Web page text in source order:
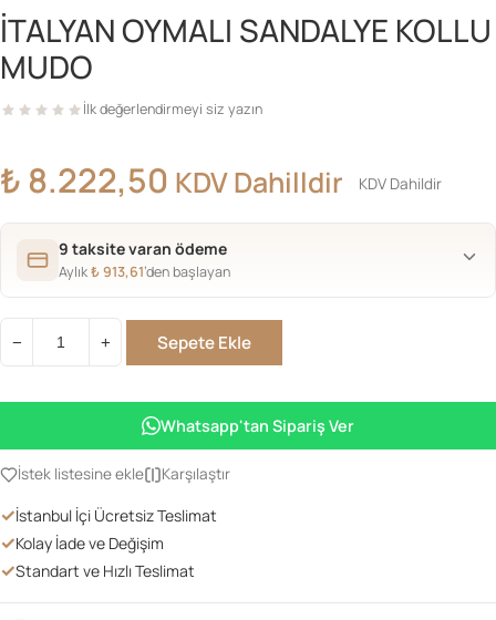
İTALYAN OYMALI SANDALYE KOLLU
MUDO
İlk değerlendirmeyi siz yazın
₺8.222,50 KDV Dahilldir KDV Dahildir
9 taksite varan ödeme
Aylık₺913,61’den başlayan
−
İTALYAN
SANDALYE
MUDO
+ Sepete Ekle
Whatsapp'tan Sipariş Ver
İstek listesine ekle Karşılaştır
✓İstanbul İçi Ücretsiz Teslimat
✓Kolay İade ve Değişim
✓Standart ve Hızlı Teslimat